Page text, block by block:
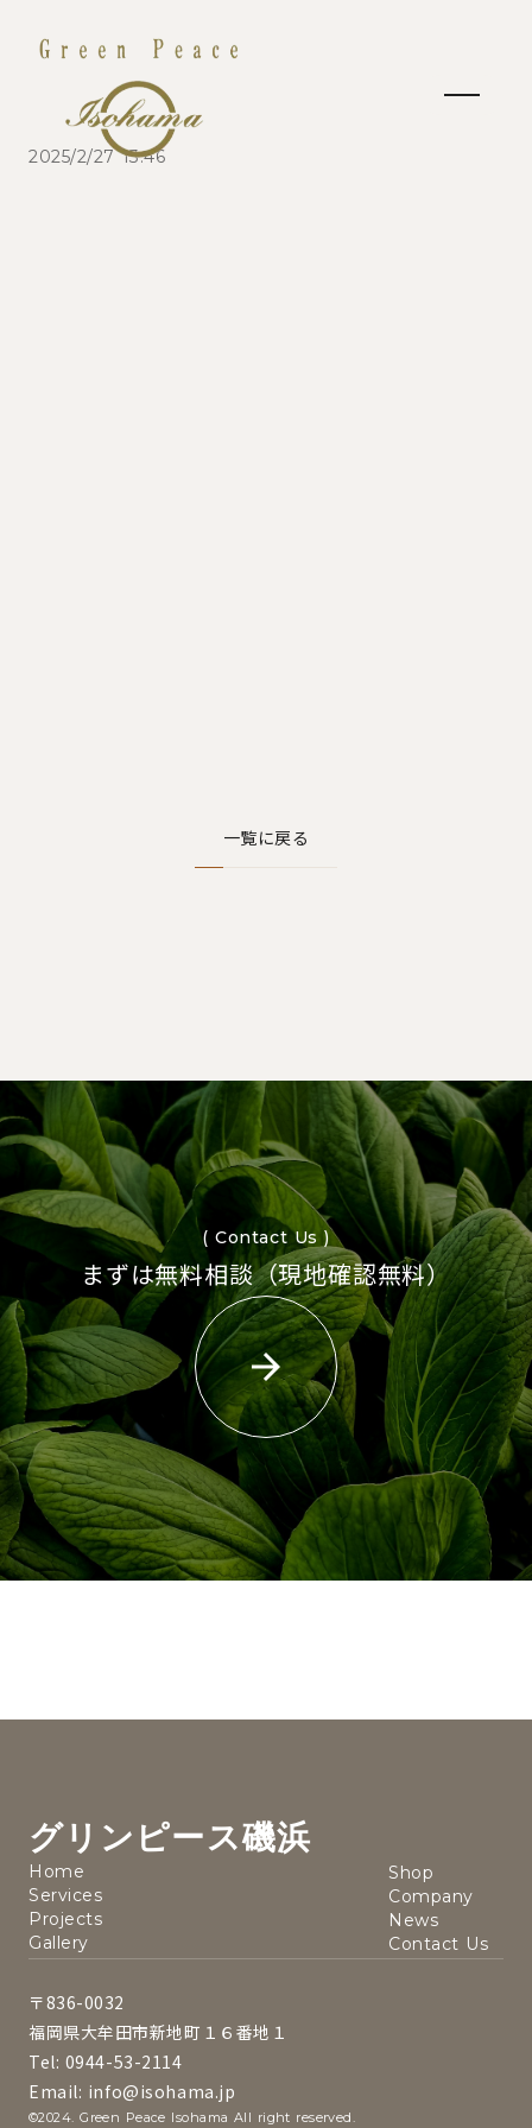
2025/2/27 13:46
一覧に戻る
( Contact Us )
まずは無料相談（現地確認無料）
arrow_forward
グリンピース磯浜
Home
Services
Projects
Gallery
Shop
Company
News
Contact Us
〒836-0032
福岡県大牟田市新地町１６番地１
Tel: 0944-53-2114
Email: info@isohama.jp
©2024. Green Peace Isohama All right reserved.